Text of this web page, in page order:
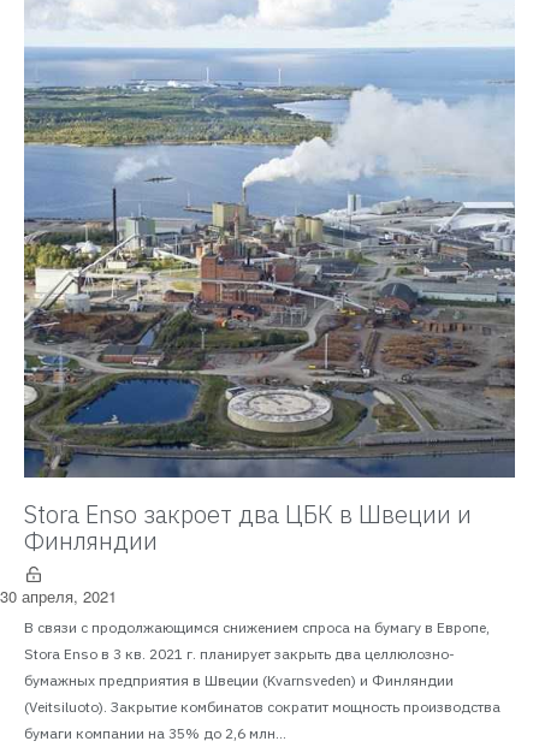
Stora Enso закроет два ЦБК в Швеции и
Финляндии
30 апреля, 2021
В связи с продолжающимся снижением спроса на бумагу в Европе,
Stora Enso в 3 кв. 2021 г. планирует закрыть два целлюлозно-
бумажных предприятия в Швеции (Kvarnsveden) и Финляндии
(Veitsiluoto). Закрытие комбинатов сократит мощность производства
бумаги компании на 35% до 2,6 млн...